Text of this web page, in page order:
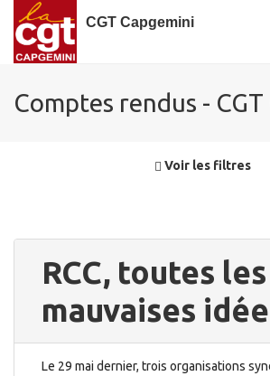
CGT Capgemini
Comptes rendus -
Voir les filtres
RCC, toutes les
mauvaises
Le 29 mai dernier, trois organisations